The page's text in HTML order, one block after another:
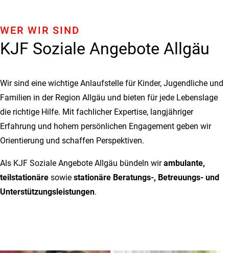
KJF Soziale Angebote Allgäu
WER WIR SIND
Wir sind eine wichtige Anlaufstelle für Kinder, Jugendliche und
Familien in der Region Allgäu und bieten für jede Lebenslage
die richtige Hilfe. Mit fachlicher Expertise, langjähriger
Erfahrung und hohem persönlichen Engagement geben wir
Orientierung und schaffen Perspektiven.
Als KJF Soziale Angebote Allgäu bündeln wirambulante,
teilstationäre sowie stationäre Beratungs-, Betreuungs- und
Unterstützungsleistungen.